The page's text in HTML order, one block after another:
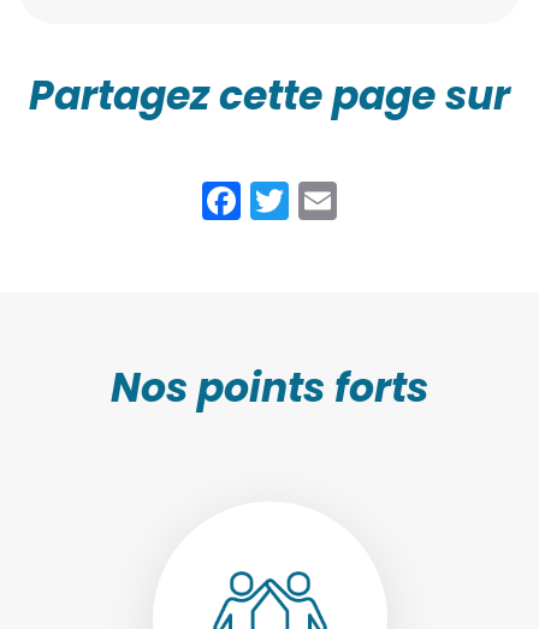
Partagez cette page sur
Facebook
Twitter
Nos points forts